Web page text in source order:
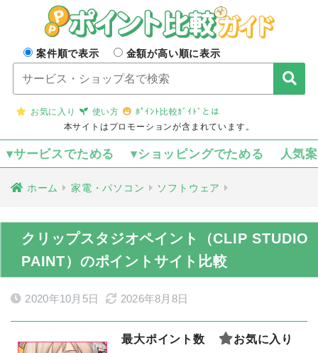
案件順で表示 金額が高い順に表示
お気に入り 使い方
ﾎﾟｲﾝﾄ比較ｶﾞｲﾄﾞとは
本サイトはプロモーションが含まれています。
▾サービスでためる ▾ショッピングでためる 人気
ホーム 家電・パソコン ソフトウェア
クリップスタジオペイント（CLIP STUDIO
PAINT）のポイントサイト比較
2020年10月5日 2026年8月8日
最大ポイント数 お気に入り